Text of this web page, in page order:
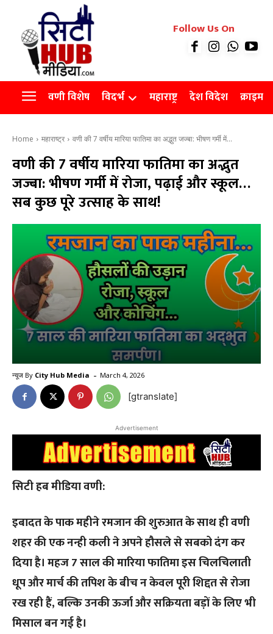
रियल इस्टेट
Videos
Agro
Follow Us On
वणी विशेष विदर्भ महाराष्ट्र देश विदेश क्राइम
Home महाराष्ट्र वणी की 7 वर्षीय मारिया फातिमा का अद्भुत जज्बा: भीषण गर्मी में...
वणी की 7 वर्षीय मारिया फातिमा का अद्भुत
जज्बा: भीषण गर्मी में रोजा, पढ़ाई और स्कूल…
सब कुछ पूरे उत्साह के साथ!
न्यूज By City Hub Media - March 4, 2026
[gtranslate]
Advertisement
सिटी हब मीडिया वणी:
इबादत के पाक महीने रमजान की शुरुआत के साथ ही वणी
शहर की एक नन्ही कली ने अपने हौसले से सबको दंग कर
दिया है। महज 7 साल की मारिया फातिमा इस चिलचिलाती
धूप और मार्च की तपिश के बीच न केवल पूरी शिद्दत से रोजा
रख रही हैं, बल्कि उनकी ऊर्जा और सक्रियता बड़ों के लिए भी
मिसाल बन गई है।